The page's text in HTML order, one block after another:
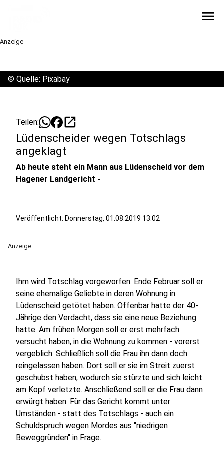
menu
Anzeige
© Quelle: Pixabay
Teilen: open_in_new
Lüdenscheider wegen Totschlags
angeklagt
Ab heute steht ein Mann aus Lüdenscheid vor dem
Hagener Landgericht -
Veröffentlicht: Donnerstag, 01.08.2019 13:02
Anzeige
Ihm wird Totschlag vorgeworfen. Ende Februar soll er
seine ehemalige Geliebte in deren Wohnung in
Lüdenscheid getötet haben. Offenbar hatte der 40-
Jährige den Verdacht, dass sie eine neue Beziehung
hatte. Am frühen Morgen soll er erst mehrfach
versucht haben, in die Wohnung zu kommen - vorerst
vergeblich. Schließlich soll die Frau ihn dann doch
reingelassen haben. Dort soll er sie im Streit zuerst
geschubst haben, wodurch sie stürzte und sich leicht
am Kopf verletzte. Anschließend soll er die Frau dann
erwürgt haben. Für das Gericht kommt unter
Umständen - statt des Totschlags - auch ein
Schuldspruch wegen Mordes aus "niedrigen
Beweggründen" in Frage.